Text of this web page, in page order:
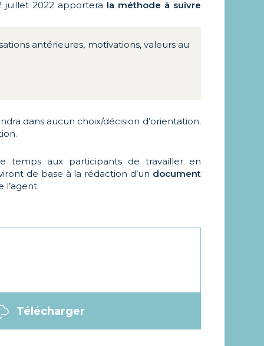
2022 apportera la méthode à suivre
antérieures, motivations, valeurs au
dans aucun choix/décision d’orientation.
temps aux participants de travailler en
de base à la rédaction d’un document
Télécharger